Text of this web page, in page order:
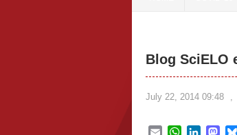
Blog SciELO
July 22, 2014 09:48 ,
EmailWhatsApp
LinkedIn